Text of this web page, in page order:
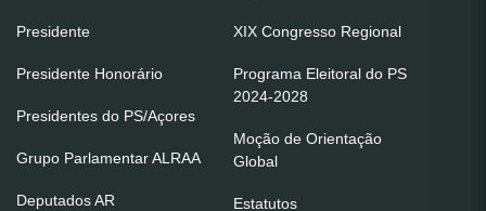
Presidente
Presidente Honorário
Presidentes do PS/Açores
Grupo Parlamentar ALRAA
Deputados AR
XIX Congresso Regional
Programa Eleitoral do PS
2024-2028
Moção de Orientação
Global
Estatutos